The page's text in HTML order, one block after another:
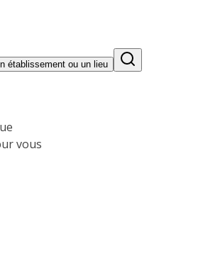
établissement ou un lieu
vous